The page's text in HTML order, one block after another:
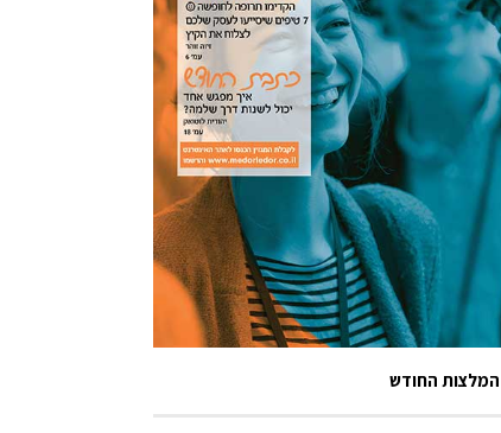
המלצות החודש